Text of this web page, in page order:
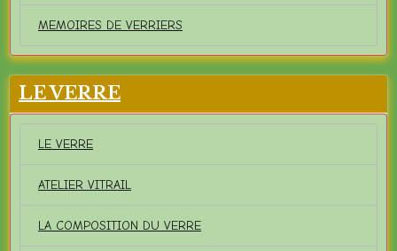
MEMOIRES DE VERRIERS
LE VERRE
LE VERRE
ATELIER VITRAIL
LA COMPOSITION DU VERRE